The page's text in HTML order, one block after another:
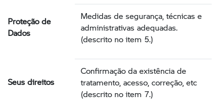
Proteção de
Dados
Medidas de segurança, técnicas e
administrativas adequadas.
(descrito no item 5.)
Seus direitos
Confirmação da existência de
tratamento, acesso, correção, etc
(descrito no item 7.)